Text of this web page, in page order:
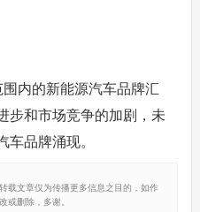
内的新能源汽车品牌汇
步和市场竞争的加剧，未
车品牌涌现。
载文章仅为传播更多信息之目的，如作
或删除，多谢。